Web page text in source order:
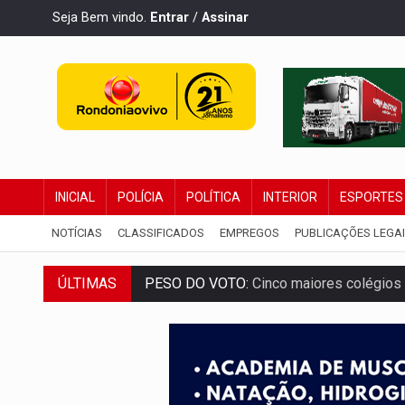
Seja Bem vindo. Entrar / Assinar
INICIAL POLÍCIA POLÍTICA INTERIOR ESPORTES
NOTÍCIAS CLASSIFICADOS EMPREGOS PUBLICAÇÕES
ÚLTIMAS PESO DO VOTO: Cinco maiores
COLUNA SEMANAL:Largada foi dada e
SOB SUSPEITA: Entrega de 286
ARTIGO:Reter até 50% no distrato